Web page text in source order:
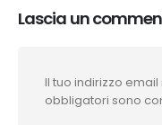
Lascia un
Il tuo indirizzo
obbligatori sono